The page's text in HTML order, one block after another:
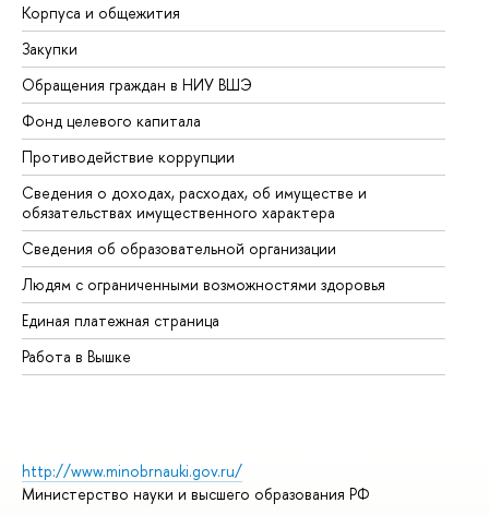
Корпуса и общежития
Закупки
Обращения граждан в НИУ ВШЭ
Фонд целевого капитала
Противодействие коррупции
Сведения о доходах, расходах, об имуществе и
обязательствах имущественного характера
Сведения об образовательной организации
Людям с ограниченными возможностями здоровья
Единая платежная страница
Работа в Вышке
http://www.minobrnauki.gov.ru/
Министерство науки и высшего образования РФ